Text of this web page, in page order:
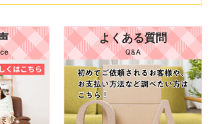
よくある質問
Q&A